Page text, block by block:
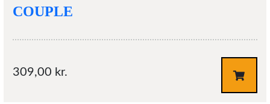
COUPLE
309,00 kr.